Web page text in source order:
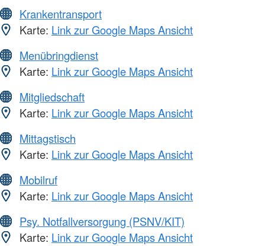
Krankentransport
Karte: Link zur Google Maps Ansicht
Menübringdienst
Karte: Link zur Google Maps Ansicht
Mitgliedschaft
Karte: Link zur Google Maps Ansicht
Mittagstisch
Karte: Link zur Google Maps Ansicht
Mobilruf
Karte: Link zur Google Maps Ansicht
Psy. Notfallversorgung (PSNV/KIT)
Karte: Link zur Google Maps Ansicht